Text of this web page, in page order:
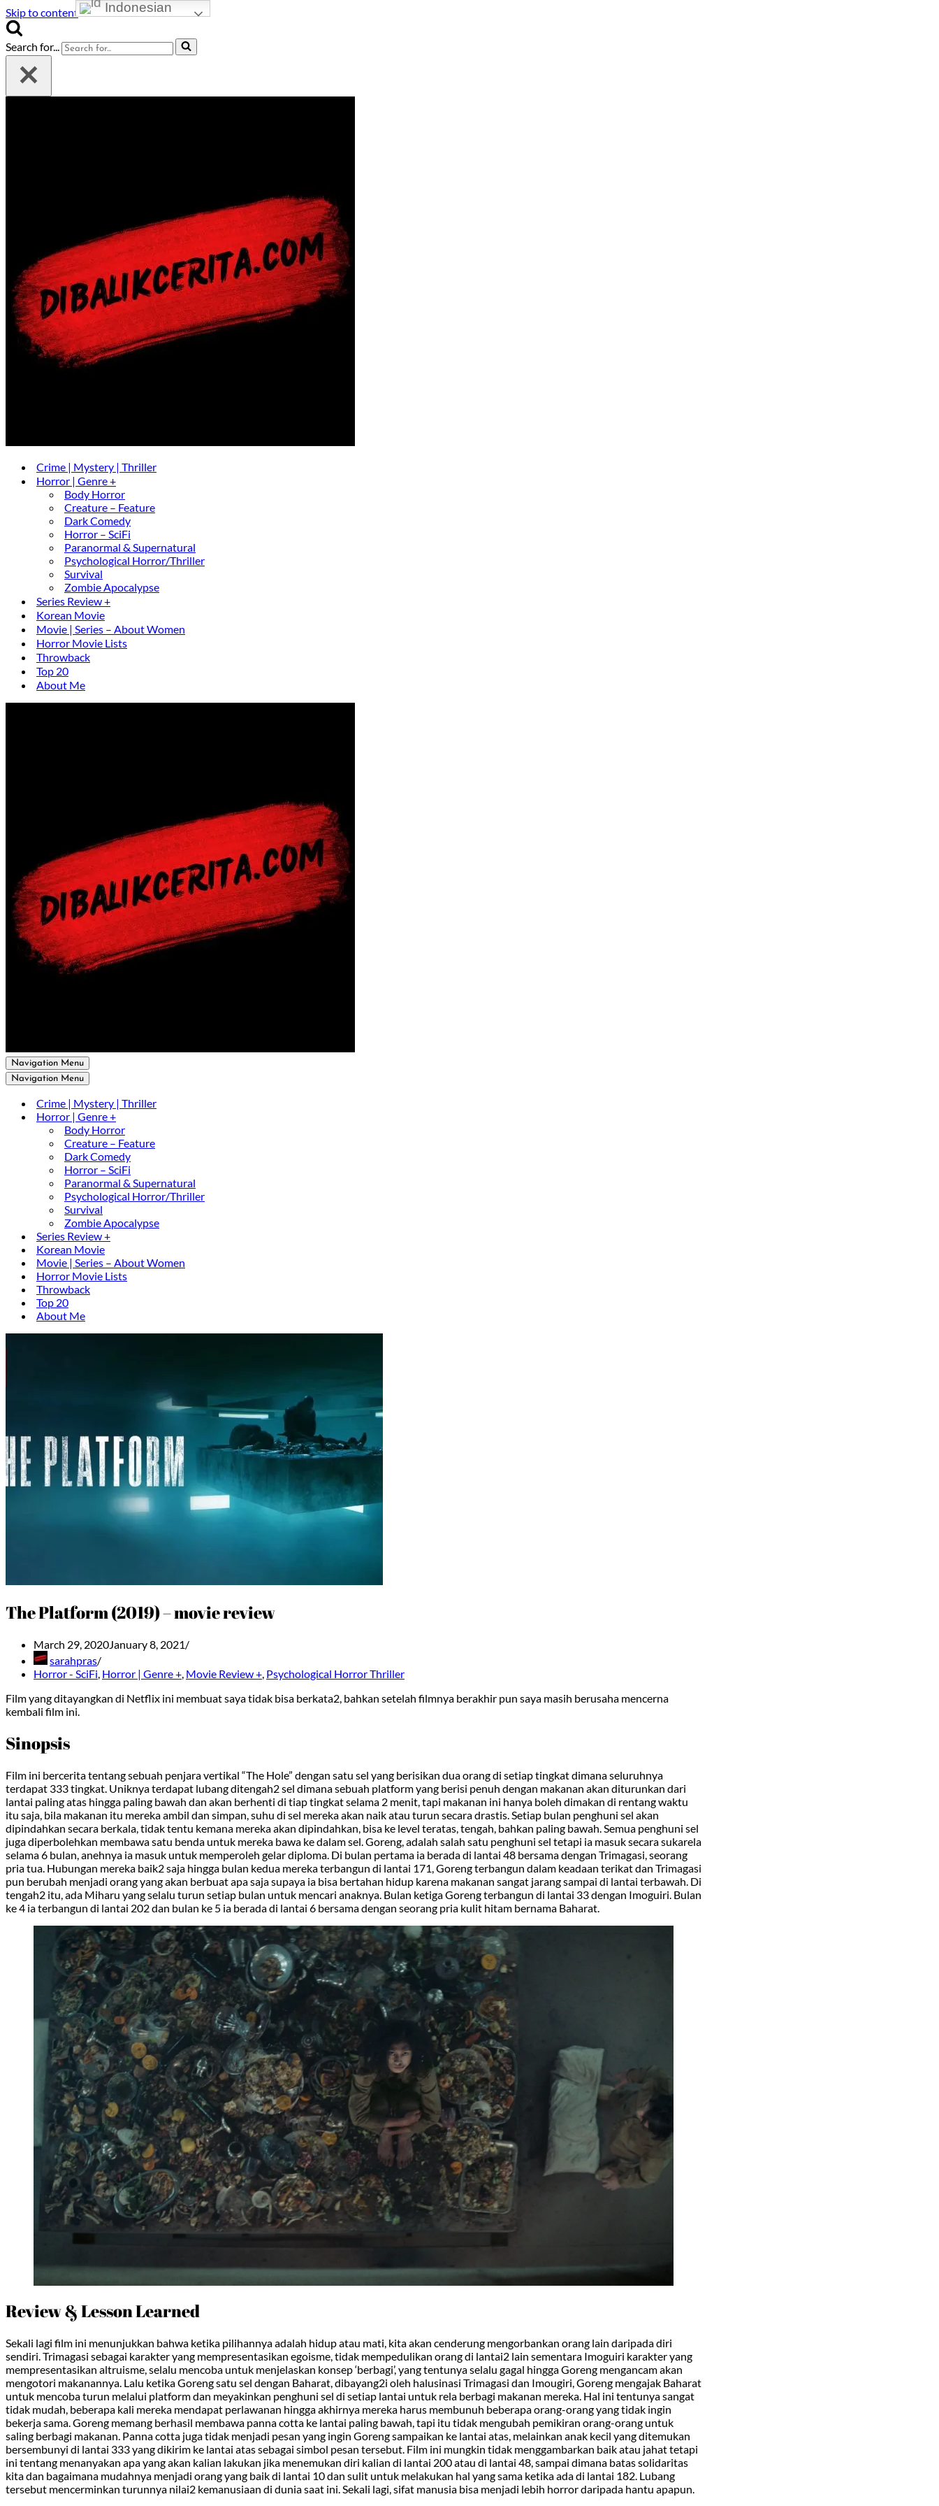
Skip to content
Search for...
Crime | Mystery | Thriller
Horror | Genre +
Body Horror
Creature – Feature
Dark Comedy
Horror – SciFi
Paranormal & Supernatural
Psychological Horror/Thriller
Survival
Zombie Apocalypse
Series Review +
Korean Movie
Movie | Series – About Women
Horror Movie Lists
Throwback
Top 20
About Me
Navigation Menu
Navigation Menu
Crime | Mystery | Thriller
Horror | Genre +
Body Horror
Creature – Feature
Dark Comedy
Horror – SciFi
Paranormal & Supernatural
Psychological Horror/Thriller
Survival
Zombie Apocalypse
Series Review +
Korean Movie
Movie | Series – About Women
Horror Movie Lists
Throwback
Top 20
About Me
The Platform (2019) – movie review
March 29, 2020January 8, 2021
sarahpras
Horror - SciFi, Horror | Genre +, Movie Review +, Psychological Horror Thriller
Film yang ditayangkan di Netflix ini membuat saya tidak bisa berkata2, bahkan setelah filmnya berakhir pun saya masih berusaha mencerna
kembali film ini.
Sinopsis
Film ini bercerita tentang sebuah penjara vertikal “The Hole” dengan satu sel yang berisikan dua orang di setiap tingkat dimana seluruhnya
terdapat 333 tingkat. Uniknya terdapat lubang ditengah2 sel dimana sebuah platform yang berisi penuh dengan makanan akan diturunkan dari
lantai paling atas hingga paling bawah dan akan berhenti di tiap tingkat selama 2 menit, tapi makanan ini hanya boleh dimakan di rentang waktu
itu saja, bila makanan itu mereka ambil dan simpan, suhu di sel mereka akan naik atau turun secara drastis. Setiap bulan penghuni sel akan
dipindahkan secara berkala, tidak tentu kemana mereka akan dipindahkan, bisa ke level teratas, tengah, bahkan paling bawah. Semua penghuni sel
juga diperbolehkan membawa satu benda untuk mereka bawa ke dalam sel. Goreng, adalah salah satu penghuni sel tetapi ia masuk secara sukarela
selama 6 bulan, anehnya ia masuk untuk memperoleh gelar diploma. Di bulan pertama ia berada di lantai 48 bersama dengan Trimagasi, seorang
pria tua. Hubungan mereka baik2 saja hingga bulan kedua mereka terbangun di lantai 171, Goreng terbangun dalam keadaan terikat dan Trimagasi
pun berubah menjadi orang yang akan berbuat apa saja supaya ia bisa bertahan hidup karena makanan sangat jarang sampai di lantai terbawah. Di
tengah2 itu, ada Miharu yang selalu turun setiap bulan untuk mencari anaknya. Bulan ketiga Goreng terbangun di lantai 33 dengan Imoguiri. Bulan
ke 4 ia terbangun di lantai 202 dan bulan ke 5 ia berada di lantai 6 bersama dengan seorang pria kulit hitam bernama Baharat.
Review & Lesson Learned
Sekali lagi film ini menunjukkan bahwa ketika pilihannya adalah hidup atau mati, kita akan cenderung mengorbankan orang lain daripada diri
sendiri. Trimagasi sebagai karakter yang mempresentasikan egoisme, tidak mempedulikan orang di lantai2 lain sementara Imoguiri karakter yang
mempresentasikan altruisme, selalu mencoba untuk menjelaskan konsep ‘berbagi’, yang tentunya selalu gagal hingga Goreng mengancam akan
mengotori makanannya. Lalu ketika Goreng satu sel dengan Baharat, dibayang2i oleh halusinasi Trimagasi dan Imougiri, Goreng mengajak Baharat
untuk mencoba turun melalui platform dan meyakinkan penghuni sel di setiap lantai untuk rela berbagi makanan mereka. Hal ini tentunya sangat
tidak mudah, beberapa kali mereka mendapat perlawanan hingga akhirnya mereka harus membunuh beberapa orang-orang yang tidak ingin
bekerja sama. Goreng memang berhasil membawa panna cotta ke lantai paling bawah, tapi itu tidak mengubah pemikiran orang-orang untuk
saling berbagi makanan. Panna cotta juga tidak menjadi pesan yang ingin Goreng sampaikan ke lantai atas, melainkan anak kecil yang ditemukan
bersembunyi di lantai 333 yang dikirim ke lantai atas sebagai simbol pesan tersebut. Film ini mungkin tidak menggambarkan baik atau jahat tetapi
ini tentang menanyakan apa yang akan kalian lakukan jika menemukan diri kalian di lantai 200 atau di lantai 48, sampai dimana batas solidaritas
kita dan bagaimana mudahnya menjadi orang yang baik di lantai 10 dan sulit untuk melakukan hal yang sama ketika ada di lantai 182. Lubang
tersebut mencerminkan turunnya nilai2 kemanusiaan di dunia saat ini. Sekali lagi, sifat manusia bisa menjadi lebih horror daripada hantu apapun.
Indonesian